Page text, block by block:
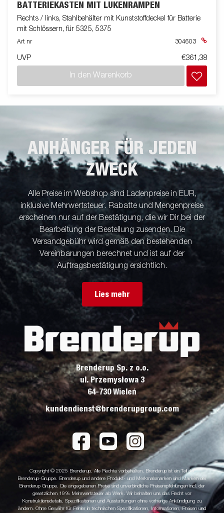
BATTERIEKASTEN MIT LUKENRAMPEN
Rechts / links, Stahlbehälter mit Kunststoffdeckel für Batterie
mit Schlössern, für 5325, 5375
Art nr 304603
UVP €361,38
In den Warenkorb
ANHÄNGER FÜR JEDEN
ZWECK
Alle Preise im Webshop sind Ladenpreise in EUR,
inklusive Mehrwertsteuer. Rabatte und Mengenpreise
erscheinen nur auf der Bestätigung, die wir Dir bei der
Bearbeitung der Bestellung zusenden. Die
Versandgebühr wird gemäß den bestehenden
Vereinbarungen berechnet und ist auf der
Auftragsbestätigung ersichtlich.
Lies mehr
Brenderup Sp. z o.o.
ul. Przemysłowa 3
64-730 Wieleń
kundendienst@brenderupgroup.com
Copyright © 2025 Brenderup. Alle Rechte vorbehalten. Brenderup ist ein Teil der
Brenderup-Gruppe. Brenderup und andere Produkt- und Merkmalsmarken sind Marken der
Brenderup Gruppe. Die angegebenen Preise sind unverbindliche Preisempfehlungen incl. der
gesetzlichen 19% Mehrwertsteuer ab Werk. Wir behalten uns das Recht vor
Konstruktionsdetails, Spezifikationen und Ausstattungen ohne vorherige Ankündigung zu
ändern. Ohne Gewähr für Fehler in technischen Spezifikationen, Informationen, Preisen und